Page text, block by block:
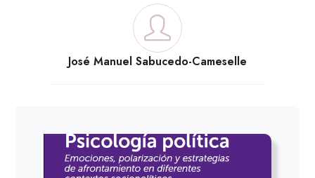
José Manuel Sabucedo-Cameselle